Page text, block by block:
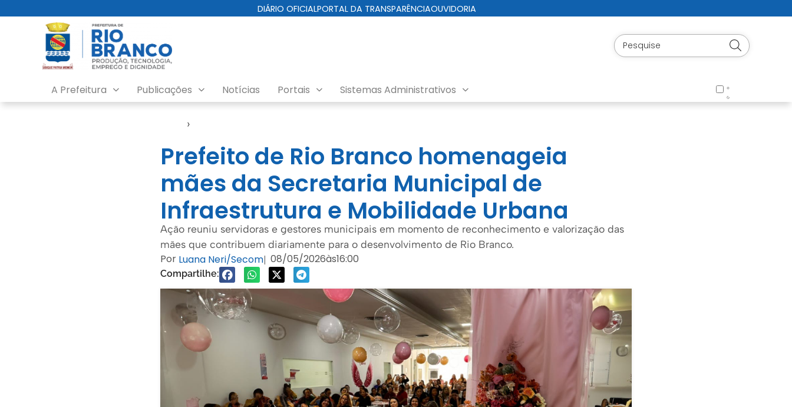
DIÁRIO OFICIALPORTAL DA TRANSPARÊNCIAOUVIDORIA
A Prefeitura Publicações Notícias Portais Sistemas Administrativos
›
Prefeito de Rio Branco homenageia
mães da Secretaria Municipal de
Infraestrutura e Mobilidade Urbana
Ação reuniu servidoras e gestores municipais em momento de reconhecimento e valorização das
mães que contribuem diariamente para o desenvolvimento de Rio Branco.
Por Luana Neri/Secom| 08/05/2026às16:00
Compartilhe: